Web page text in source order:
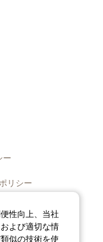
ー
リシー
シー
シー
性向上、当社
よび適切な情
似の技術を使